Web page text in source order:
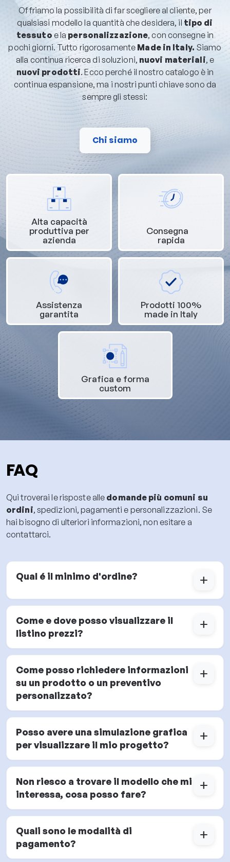
Offriamo la possibilità di far scegliere al cliente, per
qualsiasi modello la quantità che desidera, iltipo di
tessuto e lapersonalizzazione, con consegne in
pochi giorni. Tutto rigorosamente Made in Italy. Siamo
alla continua ricerca di soluzioni, nuovi materiali, e
nuovi prodotti. Ecco perché il nostro catalogo è in
continua espansione, ma i nostri punti chiave sono da
sempre gli stessi:
Chi siamo
Alta capacità
produttiva per
azienda
Consegna
rapida
Assistenza
garantita
Prodotti 100%
made in Italy
Grafica e forma
custom
FAQ
Qui troverai le risposte alle domande più comuni su
ordini, spedizioni, pagamenti e personalizzazioni. Se
hai bisogno di ulteriori informazioni, non esitare a
contattarci.
Qual é il minimo d'ordine? add
Come e dove posso visualizzare il
listino prezzi?
add
Come posso richiedere informazioni
su un prodotto o un preventivo
personalizzato?
add
Posso avere una simulazione grafica
per visualizzare il mio progetto?
add
Non riesco a trovare il modello che mi
interessa, cosa posso fare?
add
Quali sono le modalità di
pagamento?
add